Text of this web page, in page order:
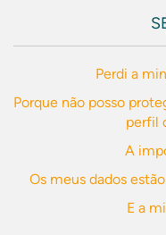
Perdi a
Porque não posso
perfil
A
Os meus dados
E a